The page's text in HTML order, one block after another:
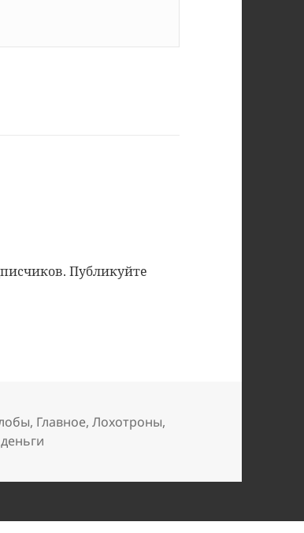
Публикуйте
, Главное,Лохотроны,